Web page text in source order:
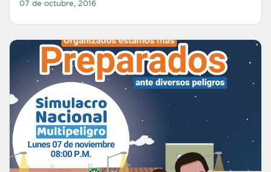
07 de octubre, 2016